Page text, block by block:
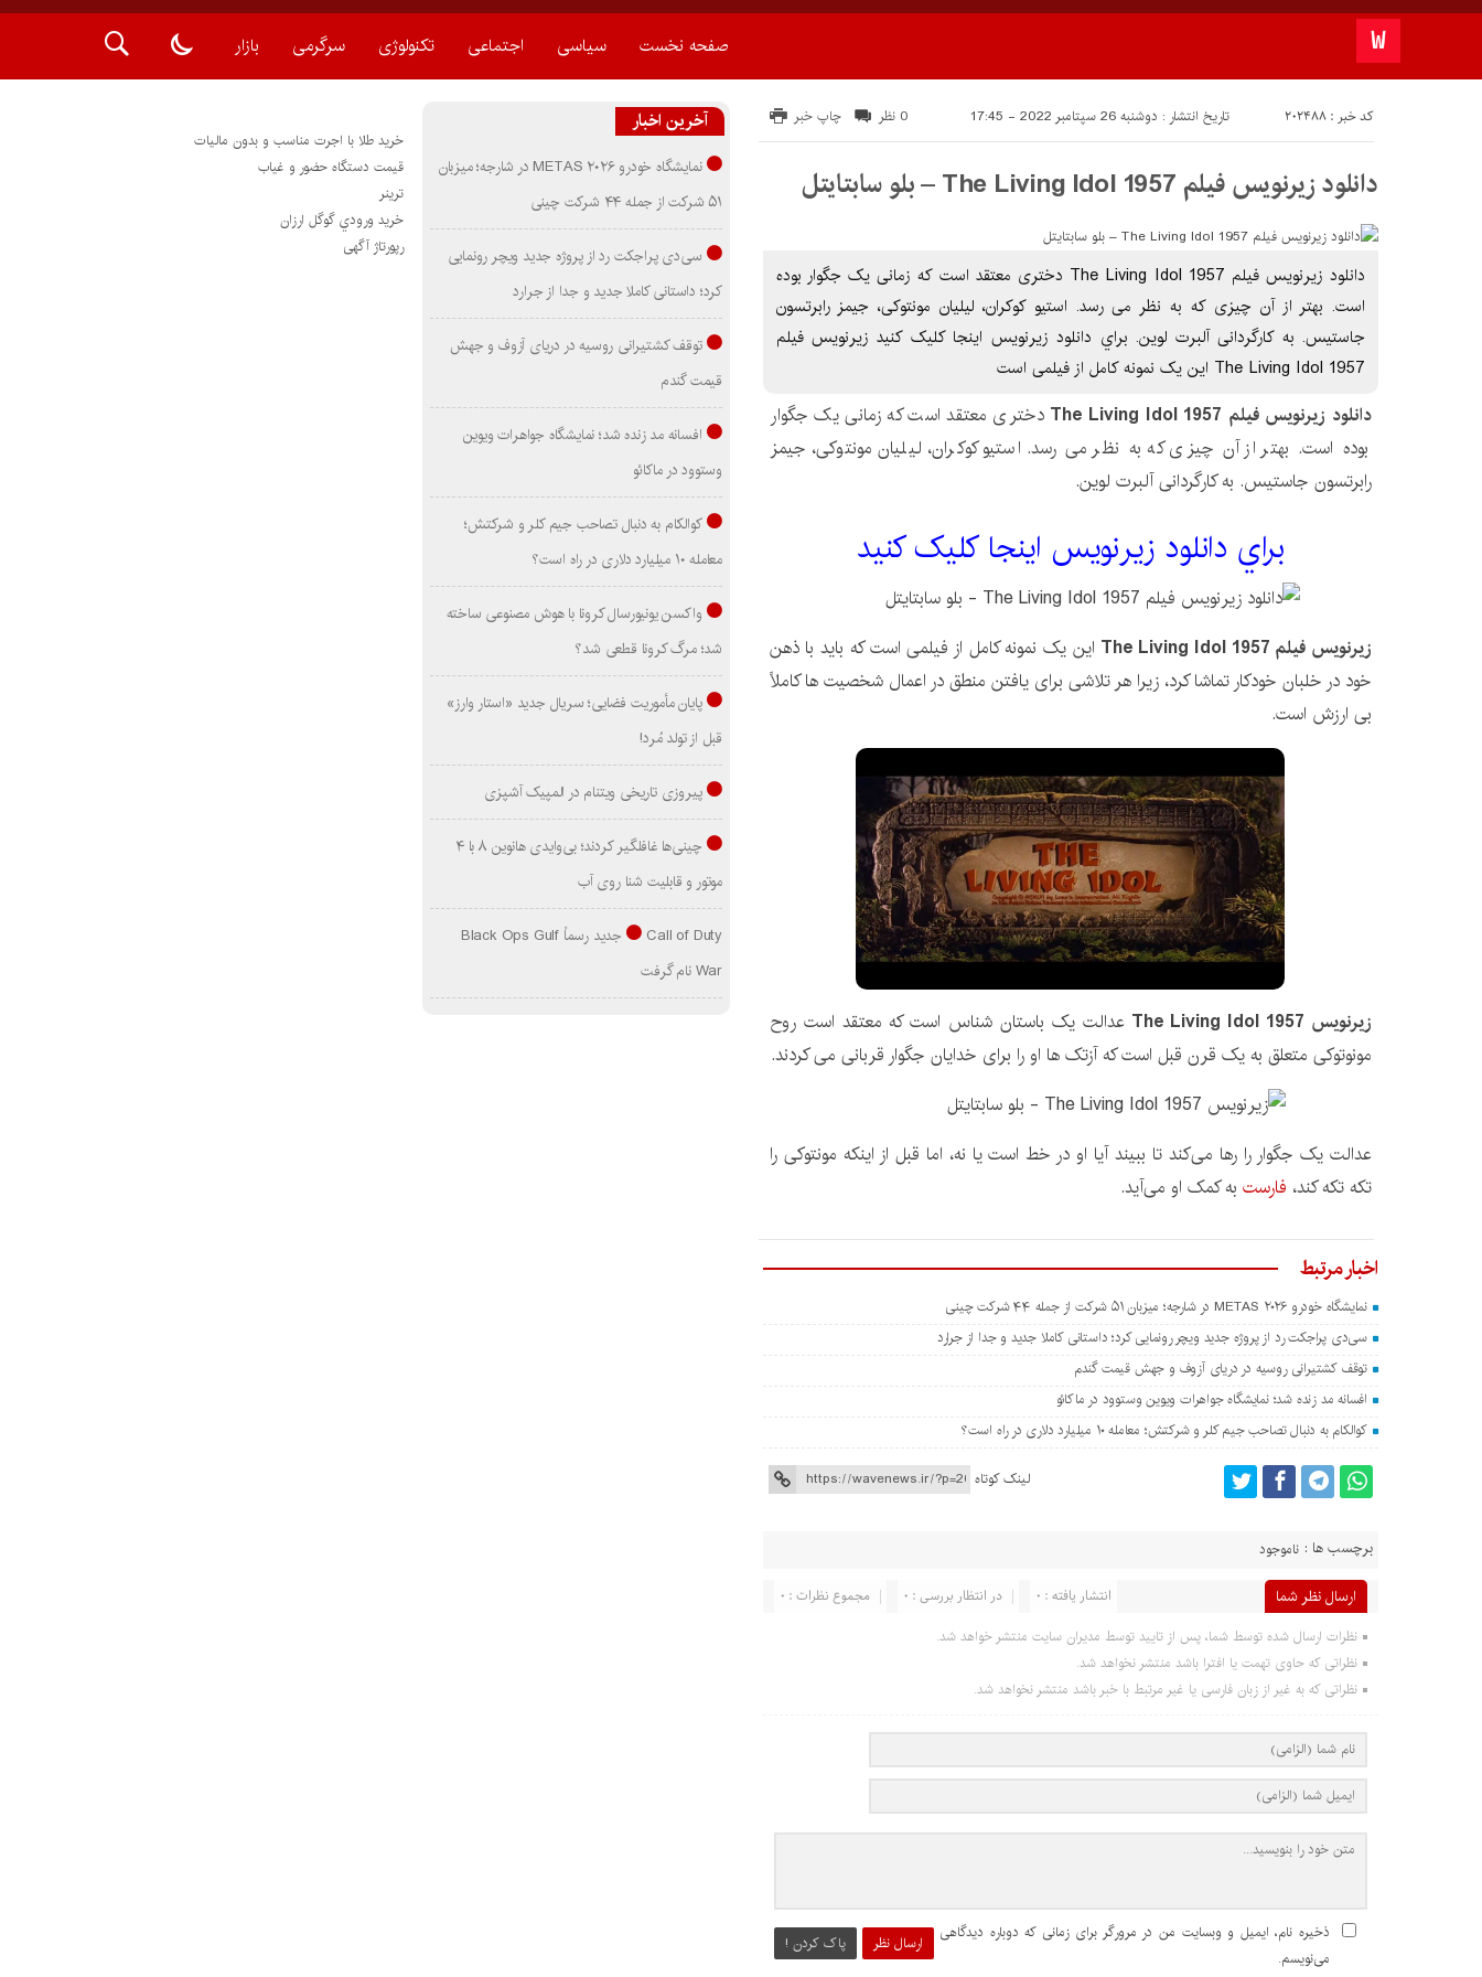
صفحه نخست سیاسی اجتماعی تکنولوژی سرگرمی بازار
تاریخ انتشار : دوشنبه 26 سپتامبر 2022 - 17:45 کد خبر : 202488 چاپ خبر 0 نظر
دانلود زیرنویس فیلم The Living Idol 1957 – بلو سابتايتل
دانلود زیرنویس فیلم The Living Idol 1957 دختری معتقد است که زمانی یک جگوار بوده
است. بهتر از آن چیزی که به نظر می رسد. استیو کوکران، لیلیان مونتوکی، جیمز رابرتسون
جاستیس. به کارگردانی آلبرت لوین. براي دانلود زيرنويس اينجا کليک کنيد زیرنویس فیلم
The Living Idol 1957 این یک نمونه کامل از فیلمی است
دانلود زیرنویس فیلم The Living Idol 1957
دختری معتقد است که زمانی یک جگوار
بوده است. بهتر از آن چیزی که به نظر می رسد. استیو کوکران، لیلیان مونتوکی، جیمز
رابرتسون جاستیس. به کارگردانی آلبرت لوین.
براي دانلود زيرنويس اينجا کليک کنيد
زیرنویس فیلم The Living Idol 1957
این یک نمونه کامل از فیلمی است که باید با ذهن
خود در خلبان خودکار تماشا کرد، زیرا هر تلاشی برای یافتن منطق در اعمال شخصیت ها کاملاً
بی ارزش است.
زیرنویس The Living Idol 1957
عدالت یک باستان شناس است که معتقد است روح
مونوتوکی متعلق به یک قرن قبل است که آزتک ها او را برای خدایان جگوار قربانی می کردند.
عدالت یک جگوار را رها می‌کند تا ببیند آیا او در خط است یا نه، اما قبل از اینکه مونتوکی را
تکه تکه کند، فارستبه کمک او می‌آید.
اخبار مرتبط
نمایشگاه خودرو METAS ۲۰۲۶ در شارجه؛ میزبان ۵۱ شرکت از جمله ۴۴ شرکت چینی
سی‌دی پراجکت رد از پروژه جدید ویچر رونمایی کرد؛ داستانی کاملا جدید و جدا از جرارد
توقف کشتیرانی روسیه در دریای آزوف و جهش قیمت گندم
افسانه مد زنده شد؛ نمایشگاه جواهرات ویوین وستوود در ماکائو
کوالکام به دنبال تصاحب جیم کلر و شرکتش؛ معامله ۱۰ میلیارد دلاری در راه است؟
لینک کوتاه
برچسب ها : ناموجود
ارسال نظر شما مجموع نظرات : 0 در انتظار بررسی : 0 انتشار یافته : 0
نظرات ارسال شده توسط شما، پس از تایید توسط مدیران سایت منتشر خواهد شد.
نظراتی که حاوی تهمت یا افترا باشد منتشر نخواهد شد.
نظراتی که به غیر از زبان فارسی یا غیر مرتبط با خبر باشد منتشر نخواهد شد.
ارسال نظر پاک کردن !
ذخیره نام، ایمیل و وبسایت من در مرورگر برای زمانی که دوباره دیدگاهی
می‌نویسم.
آخرین اخبار
نمایشگاه خودرو METAS ۲۰۲۶ در شارجه؛ میزبان
۵۱ شرکت از جمله ۴۴ شرکت چینی
سی‌دی پراجکت رد از پروژه جدید ویچر رونمایی
کرد؛ داستانی کاملا جدید و جدا از جرارد
توقف کشتیرانی روسیه در دریای آزوف و جهش
قیمت گندم
افسانه مد زنده شد؛ نمایشگاه جواهرات ویوین
وستوود در ماکائو
کوالکام به دنبال تصاحب جیم کلر و شرکتش؛
معامله ۱۰ میلیارد دلاری در راه است؟
واکسن یونیورسال کرونا با هوش مصنوعی ساخته
شد؛ مرگ کرونا قطعی شد؟
پایان مأموریت فضایی؛ سریال جدید «استار وارز»
قبل از تولد مُرد!
پیروزی تاریخی ویتنام در المپیک آشپزی
چینی‌ها غافلگیر کردند؛ بی‌وایدی هانوین ۸ با ۴
موتور و قابلیت شنا روی آب
Call of Duty جدید رسماً Black Ops Gulf
War نام گرفت
خرید طلا با اجرت مناسب و بدون مالیات
قیمت دستگاه حضور و غیاب
ترينر
خريد ورودي گوگل ارزان
رپورتاژ آگهی